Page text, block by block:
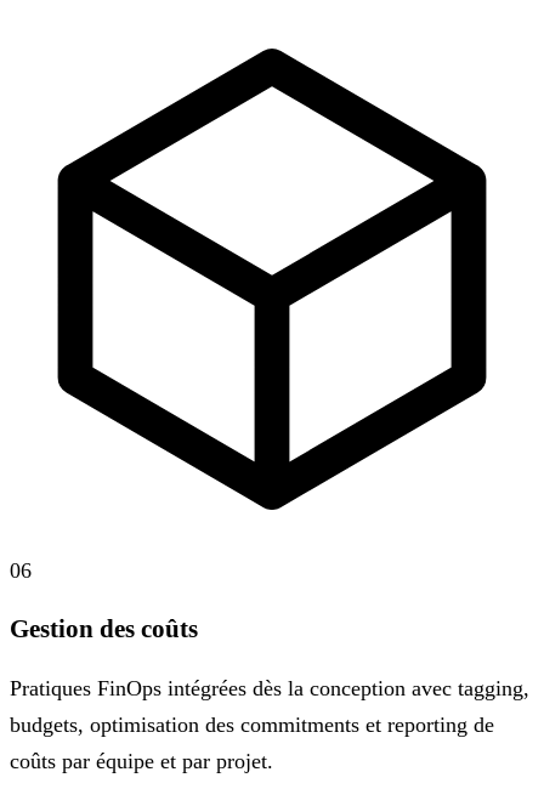
06
Gestion des coûts
Pratiques FinOps intégrées dès la conception avec tagging,
budgets, optimisation des commitments et reporting de
coûts par équipe et par projet.